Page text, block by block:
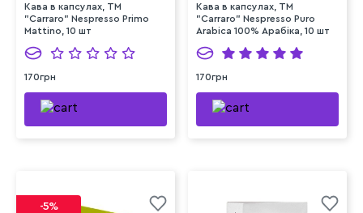
Кава в капсулах, ТМ
"Carraro" Nespresso Primo
Mattino, 10 шт
170грн
Кава в капсулах, ТМ
"Carraro" Nespresso Puro
Arabica 100% Арабіка, 10 шт
170грн
-5%